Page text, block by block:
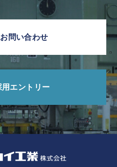
お問い合わせ
用エントリー